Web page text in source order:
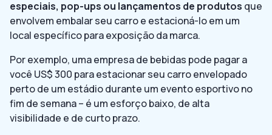
especiais, pop-ups ou lançamentos de produtos que
envolvem embalar seu carro e estacioná-lo em um
local específico para exposição da marca.
Por exemplo, uma empresa de bebidas pode pagar a
você US$ 300 para estacionar seu carro envelopado
perto de um estádio durante um evento esportivo no
fim de semana – é um esforço baixo, de alta
visibilidade e de curto prazo.